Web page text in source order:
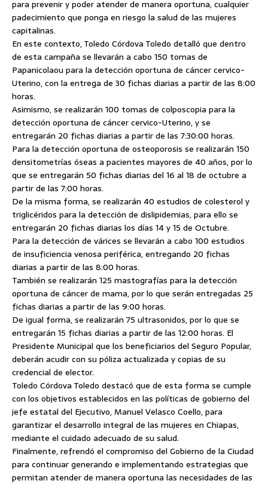
para prevenir y poder atender de manera oportuna, cualquier
padecimiento que ponga en riesgo la salud de las mujeres
capitalinas.
En este contexto, Toledo Córdova Toledo detalló que dentro
de esta campaña se llevarán a cabo 150 tomas de
Papanicolaou para la detección oportuna de cáncer cervico-
Uterino, con la entrega de 30 fichas diarias a partir de las 8:00
horas.
Asimismo, se realizarán 100 tomas de colposcopia para la
detección oportuna de cáncer cervico-Uterino, y se
entregarán 20 fichas diarias a partir de las 7:30:00 horas.
Para la detección oportuna de osteoporosis se realizarán 150
densitometrías óseas a pacientes mayores de 40 años, por lo
que se entregarán 50 fichas diarias del 16 al 18 de octubre a
partir de las 7:00 horas.
De la misma forma, se realizarán 40 estudios de colesterol y
triglicéridos para la detección de dislipidemias, para ello se
entregarán 20 fichas diarias los días 14 y 15 de Octubre.
Para la detección de várices se llevarán a cabo 100 estudios
de insuficiencia venosa periférica, entregando 20 fichas
diarias a partir de las 8:00 horas.
También se realizarán 125 mastografías para la detección
oportuna de cáncer de mama, por lo que serán entregadas 25
fichas diarias a partir de las 9:00 horas.
De igual forma, se realizarán 75 ultrasonidos, por lo que se
entregarán 15 fichas diarias a partir de las 12:00 horas. El
Presidente Municipal que los beneficiarios del Seguro Popular,
deberán acudir con su póliza actualizada y copias de su
credencial de elector.
Toledo Córdova Toledo destacó que de esta forma se cumple
con los objetivos establecidos en las políticas de gobierno del
jefe estatal del Ejecutivo, Manuel Velasco Coello, para
garantizar el desarrollo integral de las mujeres en Chiapas,
mediante el cuidado adecuado de su salud.
Finalmente, refrendó el compromiso del Gobierno de la Ciudad
para continuar generando e implementando estrategias que
permitan atender de manera oportuna las necesidades de las